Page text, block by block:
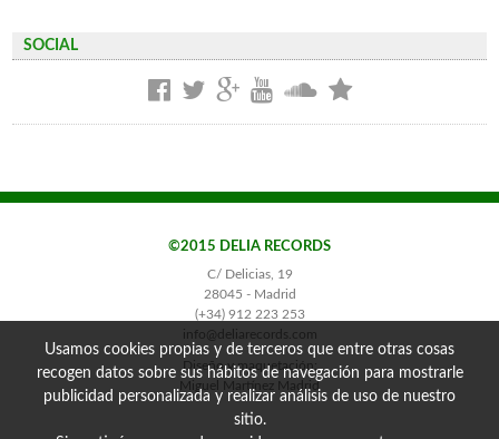
SOCIAL
©2015 DELIA RECORDS
C/ Delicias, 19
28045 - Madrid
(+34) 912 223 253
info@deliarecords.com
Diseño y maquetación:
Miguel Martínez Madrid
Usamos cookies propias y de terceros que entre otras cosas
recogen datos sobre sus hábitos de navegación para mostrarle
publicidad personalizada y realizar análisis de uso de nuestro
sitio.